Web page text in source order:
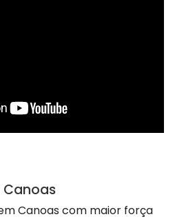
Canoas
Canoas com maior força